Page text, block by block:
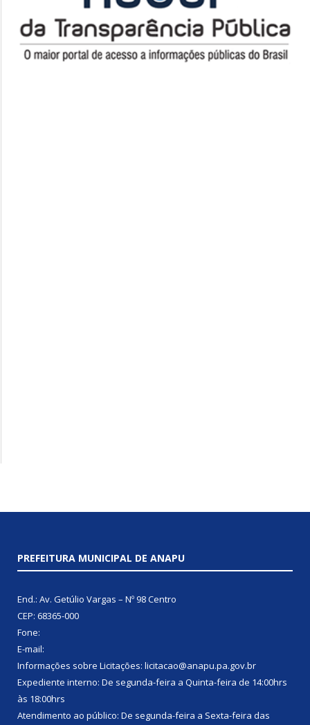
PREFEITURA MUNICIPAL DE ANAPU
End.: Av. Getúlio Vargas – Nº 98 Centro
CEP: 68365-000
Fone:
E-mail:
Informações sobre Licitações: licitacao@anapu.pa.gov.br
Expediente interno: De segunda-feira a Quinta-feira de 14:00hrs
às 18:00hrs
Atendimento ao público: De segunda-feira a Sexta-feira das